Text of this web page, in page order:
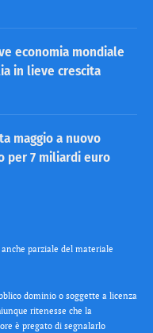
economia mondiale
in lieve crescita
maggio a nuovo
per 7 miliardi euro
parziale del materiale
dominio o soggette a licenza
ritenesse che la
è pregato di segnalarlo